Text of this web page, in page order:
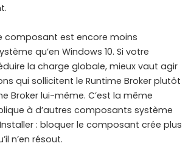
composant est encore moins
qu’en Windows 10. Si votre
la charge globale, mieux vaut agir
qui sollicitent le Runtime Broker plutôt
Broker lui-même. C’est la même
à d’autres composants système
: bloquer le composant crée plus
n’en résout.